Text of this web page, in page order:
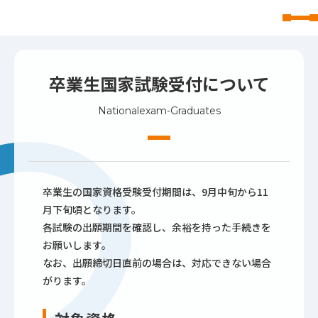
卒業生国家試験受付について
Nationalexam-Graduates
卒業生の国家資格受験受付期間は、9月中旬から11
月下旬頃となります。
各試験の出願期間を確認し、余裕を持った手続きを
お願いします。
なお、出願締切日直前の場合は、対応できない場合
がります。